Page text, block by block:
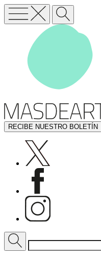
RECIBE NUESTRO BOLETÍN